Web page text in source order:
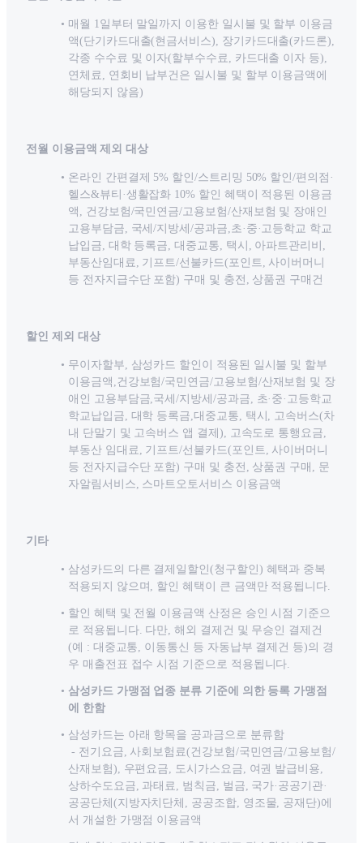
매월 1일부터 말일까지 이용한 일시불 및 할부 이용금
액(단기카드대출(현금서비스), 장기카드대출(카드론),
각종 수수료 및 이자(할부수수료, 카드대출 이자 등),
연체료, 연회비 납부건은 일시불 및 할부 이용금액에
해당되지 않음)
전월 이용금액 제외 대상
온라인 간편결제 5% 할인/스트리밍 50% 할인/편의점·
헬스&뷰티·생활잡화 10% 할인 혜택이 적용된 이용금
액, 건강보험/국민연금/고용보험/산재보험 및 장애인
고용부담금, 국세/지방세/공과금,초·중·고등학교 학교
납입금, 대학 등록금, 대중교통, 택시, 아파트관리비,
부동산임대료, 기프트/선불카드(포인트, 사이버머니
등 전자지급수단 포함) 구매 및 충전, 상품권 구매건
할인 제외 대상
무이자할부, 삼성카드 할인이 적용된 일시불 및 할부
이용금액,건강보험/국민연금/고용보험/산재보험 및 장
애인 고용부담금,국세/지방세/공과금, 초·중·고등학교
학교납입금, 대학 등록금,대중교통, 택시, 고속버스(차
내 단말기 및 고속버스 앱 결제), 고속도로 통행요금,
부동산 임대료, 기프트/선불카드(포인트, 사이버머니
등 전자지급수단 포함) 구매 및 충전, 상품권 구매, 문
자알림서비스, 스마트오토서비스 이용금액
기타
삼성카드의 다른 결제일할인(청구할인) 혜택과 중복
적용되지 않으며, 할인 혜택이 큰 금액만 적용됩니다.
할인 혜택 및 전월 이용금액 산정은 승인 시점 기준으
로 적용됩니다. 다만, 해외 결제건 및 무승인 결제건
(예 : 대중교통, 이동통신 등 자동납부 결제건 등)의 경
우 매출전표 접수 시점 기준으로 적용됩니다.
삼성카드 가맹점 업종 분류 기준에 의한 등록 가맹점
에 한함
삼성카드는 아래 항목을 공과금으로 분류함
- 전기요금, 사회보험료(건강보험/국민연금/고용보험/
산재보험), 우편요금, 도시가스요금, 여권 발급비용,
상하수도요금, 과태료, 범칙금, 벌금, 국가·공공기관·
공공단체(지방자치단체, 공공조합, 영조물, 공재단)에
서 개설한 가맹점 이용금액